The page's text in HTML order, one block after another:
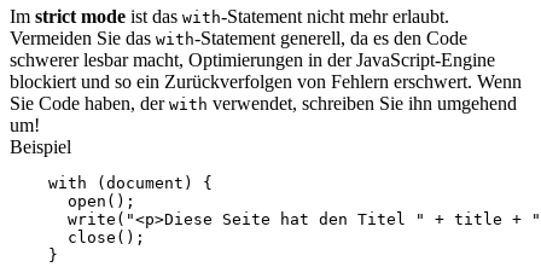
Im strict mode ist das with-Statement nicht mehr erlaubt.
Vermeiden Sie das with-Statement generell, da es den Code
schwerer lesbar macht, Optimierungen in der JavaScript-Engine
blockiert und so ein Zurückverfolgen von Fehlern erschwert. Wenn
Sie Code haben, der with verwendet, schreiben Sie ihn umgehend
um!
Beispiel
with ( document )
{
open ();
write ( "<p>Diese Seite hat den Titel " + title +
close ();
}